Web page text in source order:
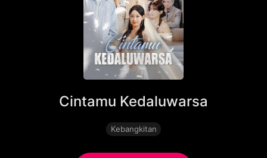
Cintamu Kedaluwarsa
Kebangkitan